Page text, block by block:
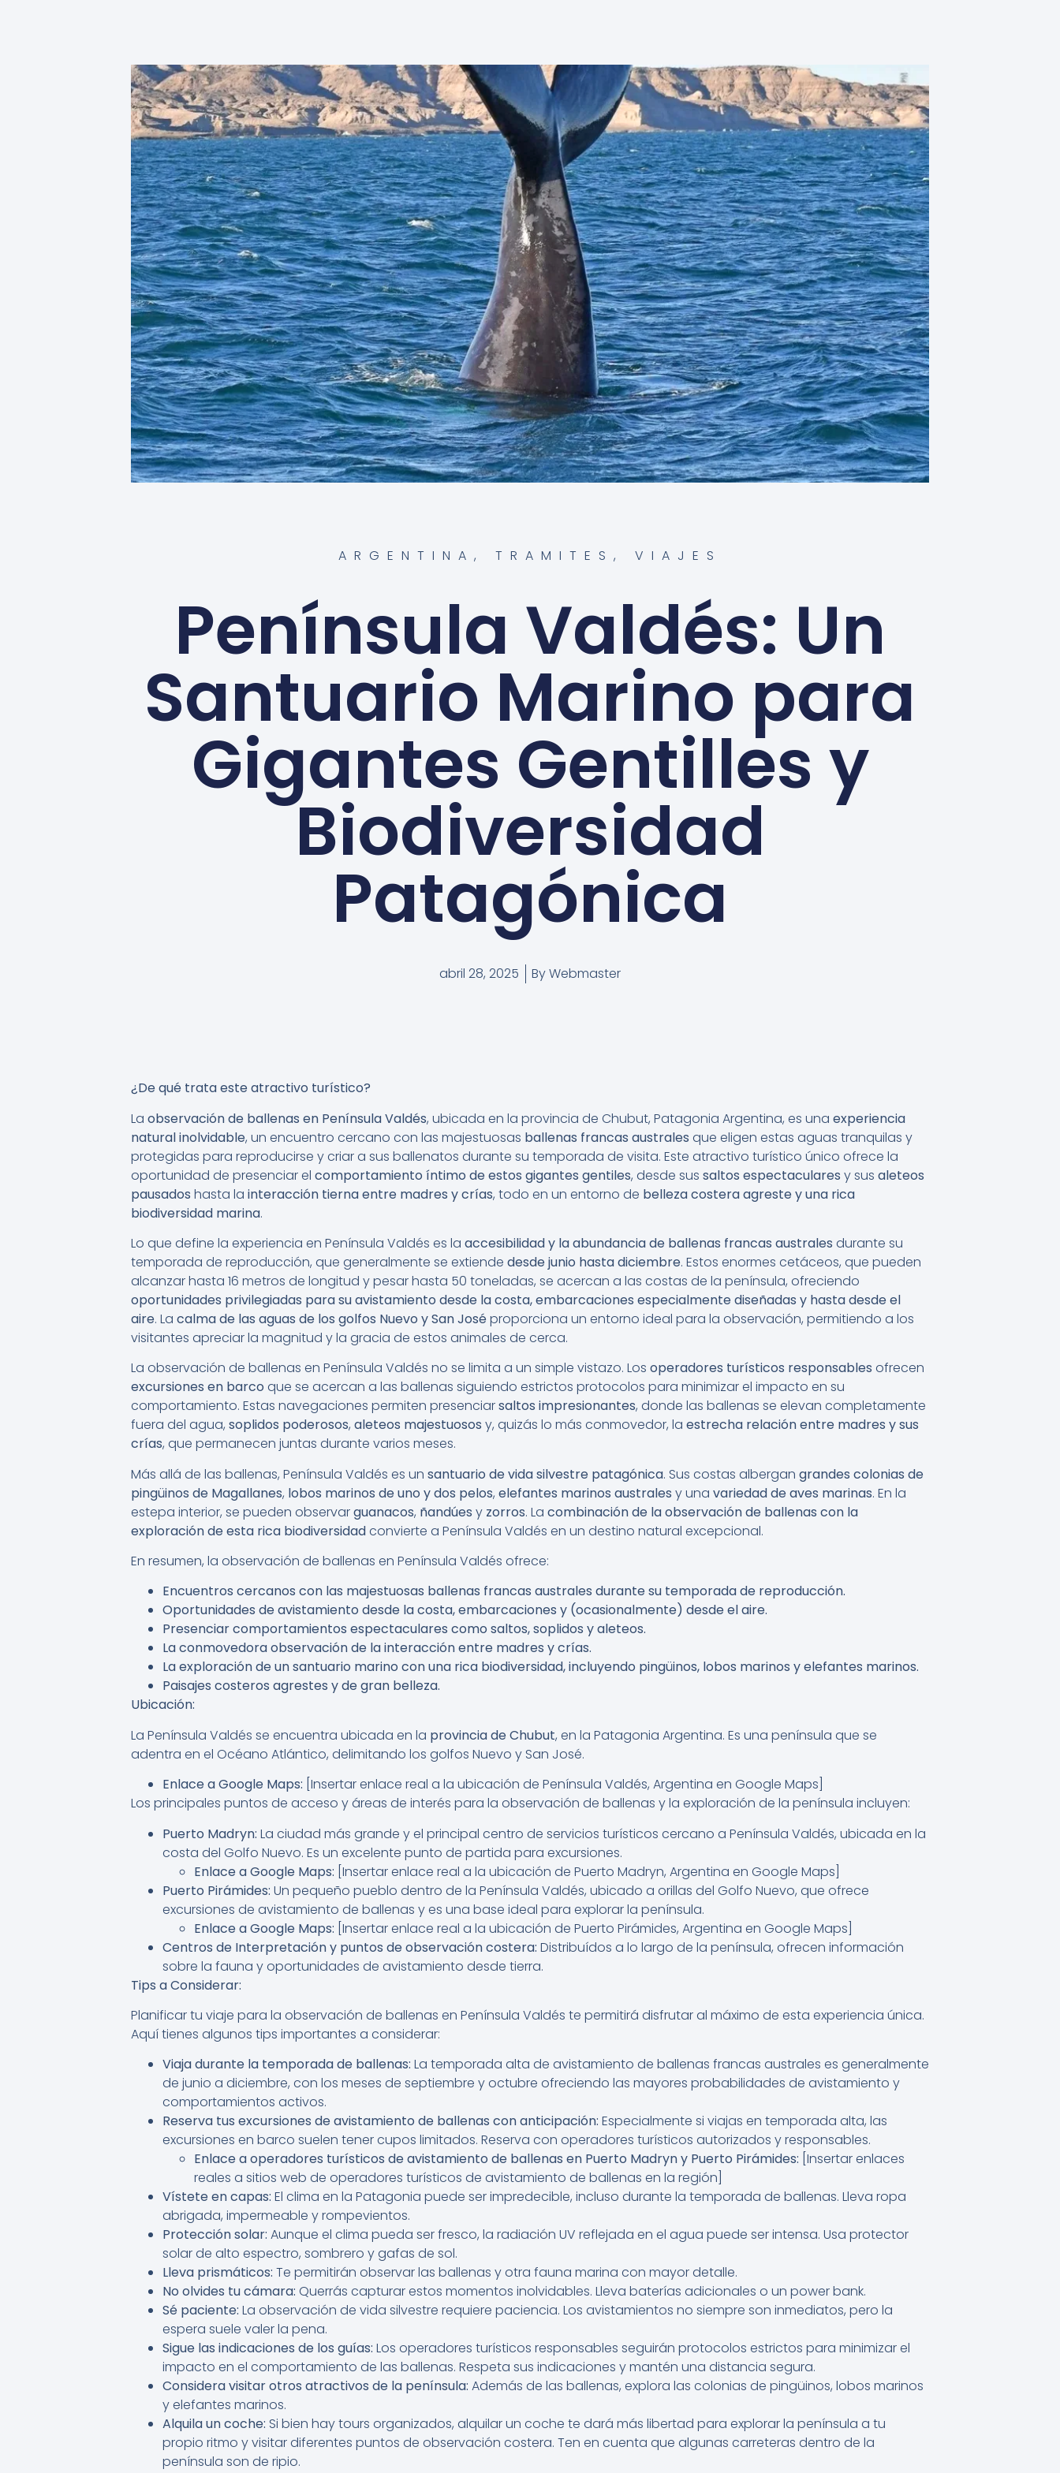
ARGENTINA , TRAMITES , VIAJES
Península Valdés: Un
Santuario Marino para
Gigantes Gentilles y
Biodiversidad
Patagónica
abril 28, 2025 ByWebmaster
¿De qué trata este atractivo turístico?
La observación de ballenas en Península Valdés, ubicada en la provincia de Chubut, Patagonia Argentina, es una experiencia
natural inolvidable, un encuentro cercano con las majestuosas ballenas francas australes que eligen estas aguas tranquilas y
protegidas para reproducirse y criar a sus ballenatos durante su temporada de visita. Este atractivo turístico único ofrece la
oportunidad de presenciar el comportamiento íntimo de estos gigantes gentiles, desde sus saltos espectaculares y sus aleteos
pausados hasta la interacción tierna entre madres y crías, todo en un entorno de belleza costera agreste y una rica
biodiversidad marina.
Lo que define la experiencia en Península Valdés es la accesibilidad y la abundancia de ballenas francas australes durante su
temporada de reproducción, que generalmente se extiende desde junio hasta diciembre. Estos enormes cetáceos, que pueden
alcanzar hasta 16 metros de longitud y pesar hasta 50 toneladas, se acercan a las costas de la península, ofreciendo
oportunidades privilegiadas para su avistamiento desde la costa, embarcaciones especialmente diseñadas y hasta desde el
aire. La calma de las aguas de los golfos Nuevo y San Joséproporciona un entorno ideal para la observación, permitiendo a los
visitantes apreciar la magnitud y la gracia de estos animales de cerca.
La observación de ballenas en Península Valdés no se limita a un simple vistazo. Los operadores turísticos responsables ofrecen
excursiones en barco que se acercan a las ballenas siguiendo estrictos protocolos para minimizar el impacto en su
comportamiento. Estas navegaciones permiten presenciarsaltos impresionantes, donde las ballenas se elevan completamente
fuera del agua, soplidos poderosos, aleteos majestuosos y, quizás lo más conmovedor, la estrecha relación entre madres y sus
crías, que permanecen juntas durante varios meses.
Más allá de las ballenas, Península Valdés es un santuario de vida silvestre patagónica. Sus costas albergan grandes colonias de
pingüinos de Magallanes, lobos marinos de uno y dos pelos, elefantes marinos australes y una variedad de aves marinas. En la
estepa interior, se pueden observarguanacos, ñandúes y zorros. La combinación de la observación de ballenas con la
exploración de esta rica biodiversidadconvierte a Península Valdés en un destino natural excepcional.
En resumen, la observación de ballenas en Península Valdés ofrece:
Encuentros cercanos con las majestuosas ballenas francas australes durante su temporada de reproducción.
Oportunidades de avistamiento desde la costa, embarcaciones y (ocasionalmente) desde el aire.
Presenciar comportamientos espectaculares como saltos, soplidos y aleteos.
La conmovedora observación de la interacción entre madres y crías.
La exploración de un santuario marino con una rica biodiversidad, incluyendo pingüinos, lobos marinos y elefantes marinos.
Paisajes costeros agrestes y de gran belleza.
Ubicación:
La Península Valdés se encuentra ubicada en la provincia de Chubut, en la Patagonia Argentina. Es una península que se
adentra en el Océano Atlántico, delimitando los golfos Nuevo y San José.
Enlace a Google Maps: [Insertar enlace real a la ubicación de Península Valdés, Argentina en Google Maps]
Los principales puntos de acceso y áreas de interés para la observación de ballenas y la exploración de la península incluyen:
Puerto Madryn: La ciudad más grande y el principal centro de servicios turísticos cercano a Península Valdés, ubicada en la
costa del Golfo Nuevo. Es un excelente punto de partida para excursiones.
Enlace a Google Maps: [Insertar enlace real a la ubicación de Puerto Madryn, Argentina en Google Maps]
Puerto Pirámides: Un pequeño pueblo dentro de la Península Valdés, ubicado a orillas del Golfo Nuevo, que ofrece
excursiones de avistamiento de ballenas y es una base ideal para explorar la península.
Enlace a Google Maps: [Insertar enlace real a la ubicación de Puerto Pirámides, Argentina en Google Maps]
Centros de Interpretación y puntos de observación costera: Distribuídos a lo largo de la península, ofrecen información
sobre la fauna y oportunidades de avistamiento desde tierra.
Tips a Considerar:
Planificar tu viaje para la observación de ballenas en Península Valdés te permitirá disfrutar al máximo de esta experiencia única.
Aquí tienes algunos tips importantes a considerar:
Viaja durante la temporada de ballenas: La temporada alta de avistamiento de ballenas francas australes es generalmente
de junio a diciembre, con los meses de septiembre y octubre ofreciendo las mayores probabilidades de avistamiento y
comportamientos activos.
Reserva tus excursiones de avistamiento de ballenas con anticipación: Especialmente si viajas en temporada alta, las
excursiones en barco suelen tener cupos limitados. Reserva con operadores turísticos autorizados y responsables.
Enlace a operadores turísticos de avistamiento de ballenas en Puerto Madryn y Puerto Pirámides: [Insertar enlaces
reales a sitios web de operadores turísticos de avistamiento de ballenas en la región]
Vístete en capas: El clima en la Patagonia puede ser impredecible, incluso durante la temporada de ballenas. Lleva ropa
abrigada, impermeable y rompevientos.
Protección solar: Aunque el clima pueda ser fresco, la radiación UV reflejada en el agua puede ser intensa. Usa protector
solar de alto espectro, sombrero y gafas de sol.
Lleva prismáticos: Te permitirán observar las ballenas y otra fauna marina con mayor detalle.
No olvides tu cámara: Querrás capturar estos momentos inolvidables. Lleva baterías adicionales o un power bank.
Sé paciente: La observación de vida silvestre requiere paciencia. Los avistamientos no siempre son inmediatos, pero la
espera suele valer la pena.
Sigue las indicaciones de los guías: Los operadores turísticos responsables seguirán protocolos estrictos para minimizar el
impacto en el comportamiento de las ballenas. Respeta sus indicaciones y mantén una distancia segura.
Considera visitar otros atractivos de la península: Además de las ballenas, explora las colonias de pingüinos, lobos marinos
y elefantes marinos.
Alquila un coche: Si bien hay tours organizados, alquilar un coche te dará más libertad para explorar la península a tu
propio ritmo y visitar diferentes puntos de observación costera. Ten en cuenta que algunas carreteras dentro de la
península son de ripio.